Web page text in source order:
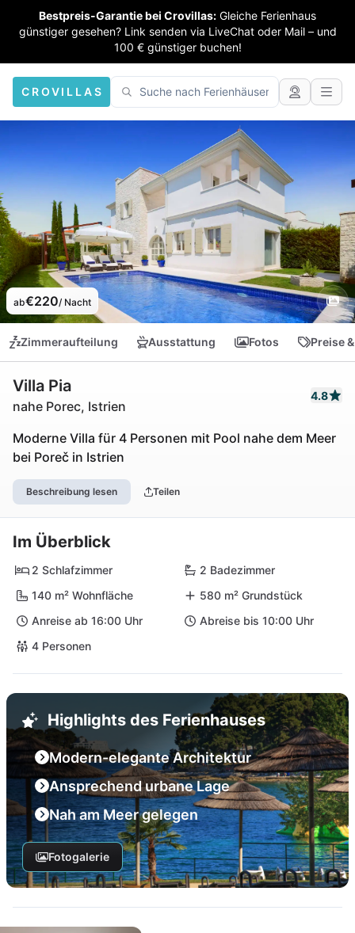
Bestpreis-Garantie bei Crovillas: Gleiche Ferienhaus
günstiger gesehen? Link senden via LiveChat oder Mail – und
100 € günstiger buchen!
CROVILLAS
ab€220/ Nacht
Zimmeraufteilung Ausstattung Fotos Preise
Villa Pia
nahe Porec, Istrien
4.8
Moderne Villa für 4 Personen mit Pool nahe dem Meer
bei Poreč in Istrien
Beschreibung lesen Teilen
Im Überblick
2 Schlafzimmer
2 Badezimmer
140 m² Wohnfläche
580 m² Grundstück
Anreise ab 16:00 Uhr
Abreise bis 10:00 Uhr
4 Personen
Highlights des Ferienhauses
Modern-elegante Architektur
Ansprechend urbane Lage
Nah am Meer gelegen
Fotogalerie